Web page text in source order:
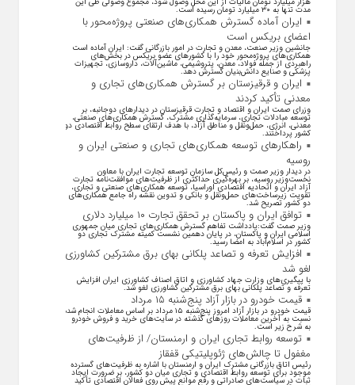
مدت تنها به ۳۰ میلیارد تومان رسیده است.
ایران آماده گسترش همکاری‌های صنعتی پروژه‌محور با
اعضای بریکس است
جانشین وزیر صنعت، معدن و تجارت در امور بازرگانی گفت: ایران آماده است
همکاری‌های پروژه‌محور خود را با کشور‌های عضو بریکس در بخش‌های
راهبردی از جمله فولاد، معدن، پتروشیمی، ماشین‌آلات، داروسازی، تجهیزات
پزشکی و صنایع دانش‌بنیان گسترش دهد.
ایران و قرقیزستان بر گسترش همکاری‌های تجاری و
معدنی تأکید کردند
وزرای صمت ایران و اقتصاد و تجارت قرقیزستان در دیدار‌های دوجانبه، بر
توسعه مبادلات تجاری، سرمایه‌گذاری مشترک، گسترش همکاری‌های صنعتی،
معدنی، انرژی، حمل‌ونقل و مناطق آزاد، با هدف ارتقای سطح روابط اقتصادی دو
کشور پرداختند.
راهکارهای توسعه همکاری‌های تجاری و صنعتی ایران و
روسیه
در دیدار وزیر صمت و رئیس‌کل سازمان توسعه تجارت ایران با معاون
نخست‌وزیر روسیه، بر بهره‌گیری حداکثری از ظرفیت‌های موافقت‌نامه تجارت
آزاد ایران و اتحادیه اقتصادی اوراسیا، توسعه همکاری‌های صنعتی و تجاری،
تقویت زیرساخت‌های حمل‌ونقل و بانکی و تدوین نقشه راه جامع همکاری‌های
دو کشور تصریح شد.
توافق ایران و پاکستان بر تحقق تجارت ۱۰ میلیارد دلاری
وزیر صمت گفت:یادداشت تفاهم گسترش همکاری‌های تجاری میان جمهوری
اسلامی ایران و پاکستان، در پایان دهمین نشست کمیته مشترک تجاری دو
کشور در اسلام‌آباد به امضا رسید.
افزایش تعرفه و تصاعد پلکانی بهای برق مشترکین کشاورزی
لغو شد
با پیگیری‌های وزارت جهاد کشاورزی و اتاق اصناف کشاورزی ایران افزایش
تعرفه و تصاعد پلکانی بهای برق مشترکین کشاورزی لغو شد.
قیمت خودرو در بازار آزاد پنج‌شنبه ۱۵ مرداد
قیمت خودرو در بازار آزاد امروز پنج‌شنبه ۱۵ مرداد بر اساس معاملات انجام شده
نسبت به آخرین معاملات روز‌های گذشته در سایت‌های خرید و فروش خودرو
به شرح زیر است.
توسعه روابط تجاری ایران و ارمنستان/ از ظرفیت‌های
مغفول تا چالش‌های ژئوپلیتیکی قفقاز
رئیس اتاق بازرگانی مشترک ایران و ارمنستان با اشاره به ظرفیت‌های گسترده
موجود برای توسعه روابط اقتصادی و تجاری میان دو کشور، بر ضرورت ایجاد
ثبات در سیاست‌های صادراتی و رفع موانع پیش روی فعالان اقتصادی تأکید